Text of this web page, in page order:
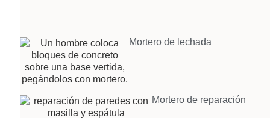
Mortero de lechada
Mortero de reparación